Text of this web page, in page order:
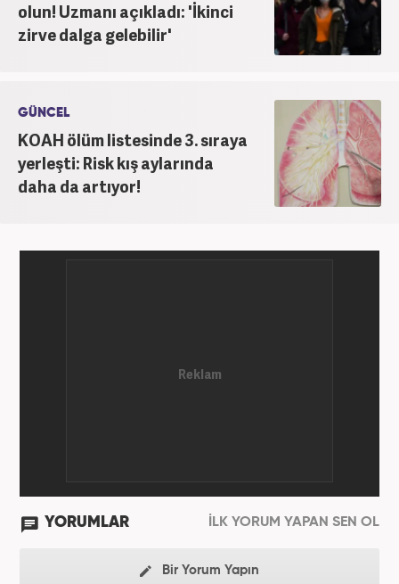
olun! Uzmanı açıkladı: 'İkinci
zirve dalga gelebilir'
GÜNCEL
KOAH ölüm listesinde 3. sıraya
yerleşti: Risk kış aylarında
daha da artıyor!
YORUMLAR İLK YORUM YAPAN SEN OL
Bir Yorum Yapın